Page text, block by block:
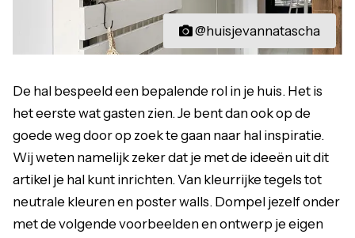
@huisjevannatascha
De hal bespeeld een bepalende rol in je huis. Het is
het eerste wat gasten zien. Je bent dan ook op de
goede weg door op zoek te gaan naar hal inspiratie.
Wij weten namelijk zeker dat je met de ideeën uit dit
artikel je hal kunt inrichten. Van kleurrijke tegels tot
neutrale kleuren en poster walls. Dompel jezelf onder
met de volgende voorbeelden en ontwerp je eigen